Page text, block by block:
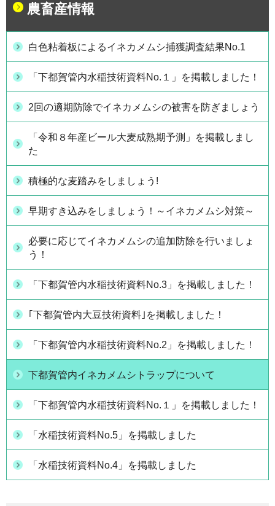
農畜産情報
白色粘着板によるイネカメムシ捕獲調査結果No.1
「下都賀管内水稲技術資料No.１」を掲載しました！
2回の適期防除でイネカメムシの被害を防ぎましょう
「令和８年産ビール大麦成熟期予測」を掲載しまし
た
積極的な麦踏みをしましょう!
早期すき込みをしましょう！～イネカメムシ対策～
必要に応じてイネカメムシの追加防除を行いましょ
う！
「下都賀管内水稲技術資料No.3」を掲載しました！
｢下都賀管内大豆技術資料｣を掲載しました！
「下都賀管内水稲技術資料No.2」を掲載しました！
下都賀管内イネカメムシトラップについて
「下都賀管内水稲技術資料No.１」を掲載しました！
「水稲技術資料No.5」を掲載しました
「水稲技術資料No.4」を掲載しました